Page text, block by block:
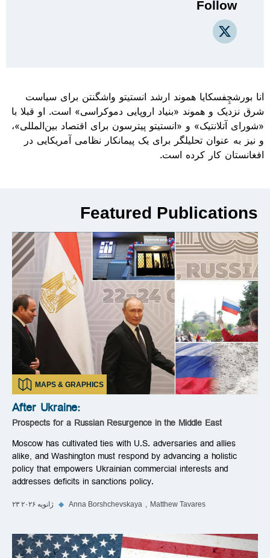
آنا بورشچِفسکایا هموند ارشد انستیتو واشگنتن برای سیاست
شرق نزدیک و هموند «بنیاد اروپایی دموکراسی» است. او قبلا با
«شورای آتلانتیک» و «انستیتو پیترسون برای اقتصاد بین‌المللی»،
و نیز به عنوان تحلیلگر برای یک پیمانکار نظامی آمریکایی در
افغانستان کار کرده است.
Follow
Featured Publications
MAPS & GRAPHICS
After Ukraine:
Prospects for a Russian Resurgence in the Middle East
Moscow has cultivated ties with U.S. adversaries and allies
alike, and Washington must respond by advancing a holistic
policy that empowers Ukrainian commercial interests and
addresses deficits in sanctions policy.
۲۳ ژانویه ۲۰۲۶ ◆ Anna Borshchevskaya Matthew Tavares